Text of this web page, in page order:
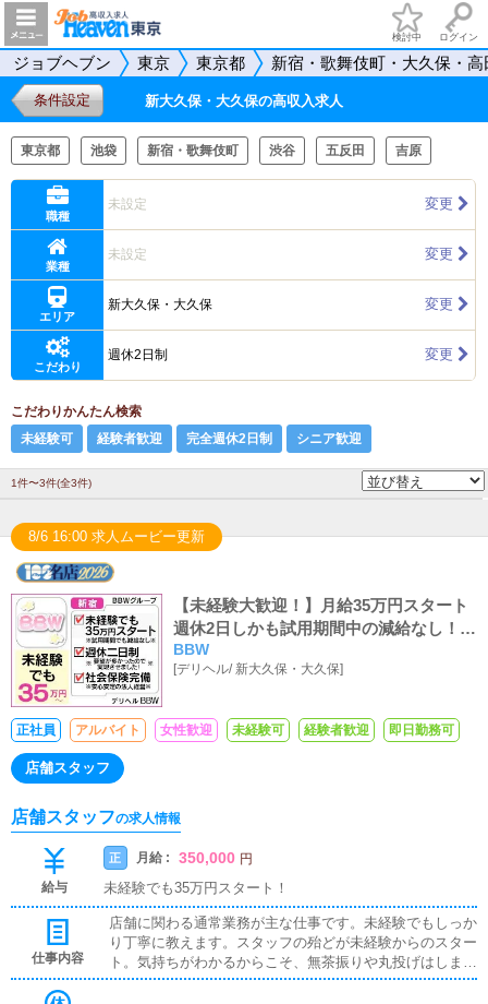
検討中 ログイン
ジョブヘブン 東京 東京都 新宿・歌舞伎町・大久保・高
条件設定 新大久保・大久保の高収入求人
東京都 池袋 新宿・歌舞伎町 渋谷 五反田 吉原
職種
未設定 変更
業種
未設定 変更
エリア
新大久保・大久保 変更
こだわり
週休2日制 変更
こだわりかんたん検索
未経験可
経験者歓迎 完全週休2日制 シニア歓迎
1件〜3件(全3件)
8/6 16:00 求人ムービー更新
【未経験大歓迎！】月給35万円スタート
週休2日しかも試用期間中の減給なし！新
宿で本気で稼ぎたいならBBW！
BBW
[デリヘル/ 新大久保・大久保]
正社員 アルバイト 女性歓迎 未経験可 経験者歓迎 即日勤務可
店舗スタッフ
店舗スタッフの求人情報
給与
正 月給 : 350,000 円
未経験でも35万円スタート！
仕事内容
店舗に関わる通常業務が主な仕事です。未経験でもしっか
り丁寧に教えます。スタッフの殆どが未経験からのスター
ト。気持ちがわかるからこそ、無茶振りや丸投げはしませ
ん。店舗運営、人材・店舗の育成、女子面接、マネジメン